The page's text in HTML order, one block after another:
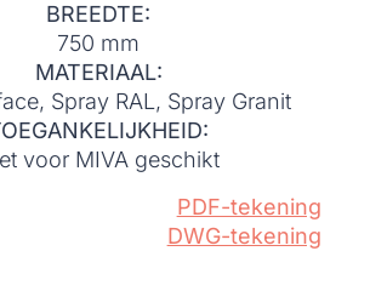
BREEDTE:
750 mm
MATERIAAL:
Spray RAL, Spray Granit
voor MIVA geschikt
PDF-tekening
DWG-tekening